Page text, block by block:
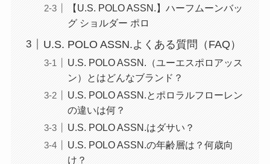
【U.S. POLO ASSN.】ハーフムーンバッ
グ ショルダー ポロ
U.S. POLO ASSN.よくある質問（FAQ）
U.S. POLO ASSN.（ユーエスポロアッス
ン）とはどんなブランド？
U.S. POLO ASSN.とポロラルフローレン
の違いは何？
U.S. POLO ASSN.はダサい？
U.S. POLO ASSN.の年齢層は？何歳向
け？